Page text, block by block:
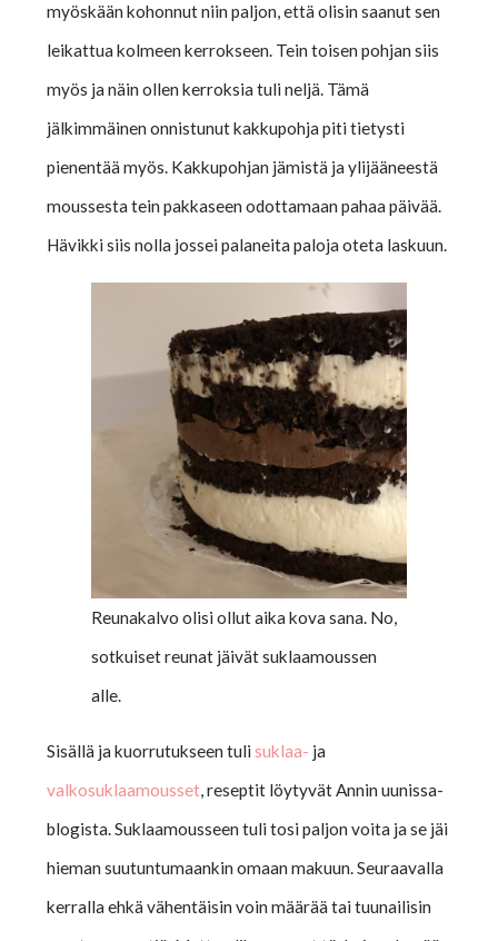
myöskään kohonnut niin paljon, että olisin saanut sen
leikattua kolmeen kerrokseen. Tein toisen pohjan siis
myös ja näin ollen kerroksia tuli neljä. Tämä
jälkimmäinen onnistunut kakkupohja piti tietysti
pienentää myös. Kakkupohjan jämistä ja ylijääneestä
moussesta tein pakkaseen odottamaan pahaa päivää.
Hävikki siis nolla jossei palaneita paloja oteta laskuun.
Reunakalvo olisi ollut aika kova sana. No,
sotkuiset reunat jäivät suklaamoussen
alle.
Sisällä ja kuorrutukseen tulisuklaa- ja
valkosuklaamousset, reseptit löytyvät Annin uunissa-
blogista. Suklaamousseen tuli tosi paljon voita ja se jäi
hieman suutuntumaankin omaan makuun. Seuraavalla
kerralla ehkä vähentäisin voin määrää tai tuunailisin